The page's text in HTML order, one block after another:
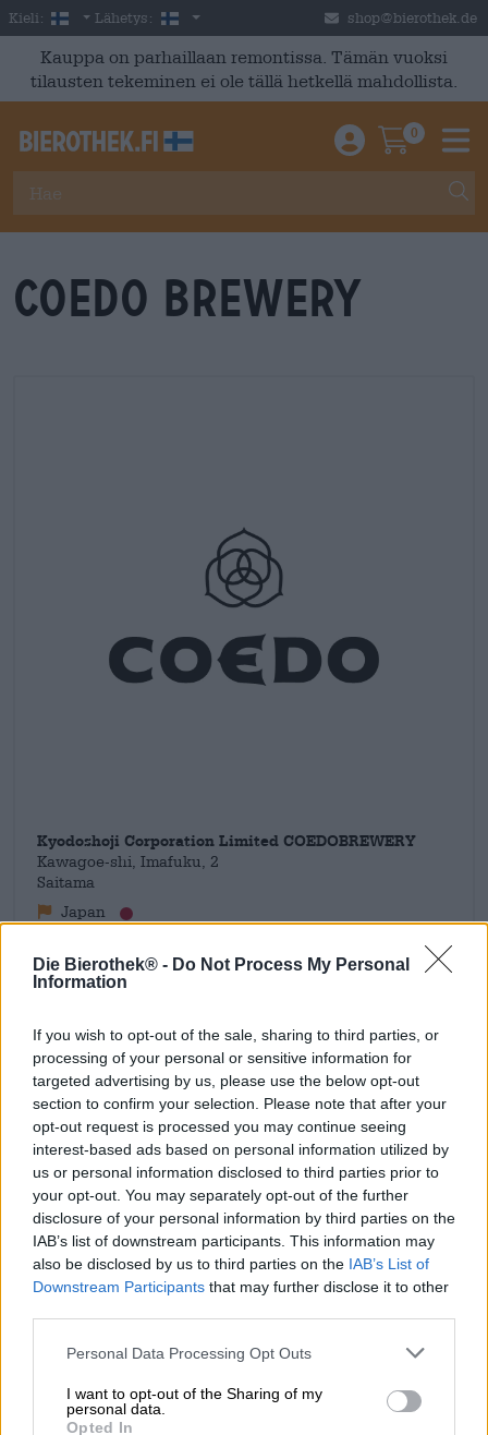
Die Bierothek® - Do Not Process My Personal
Information
If you wish to opt-out of the sale, sharing to third parties, or
processing of your personal or sensitive information for
targeted advertising by us, please use the below opt-out
section to confirm your selection. Please note that after your
opt-out request is processed you may continue seeing
interest-based ads based on personal information utilized by
us or personal information disclosed to third parties prior to
your opt-out. You may separately opt-out of the further
disclosure of your personal information by third parties on the
IAB’s list of downstream participants. This information may
also be disclosed by us to third parties on the IAB’s List of
Downstream Participants that may further disclose it to other
Personal Data Processing Opt Outs
I want to opt-out of the Sharing of my
personal data.
Opted In
Skip to main content
Kieli: Finnish
Lähetys: Suomi shop@bierothek.de
Kauppa on parhaillaan remontissa. Tämän vuoksi
tilausten tekeminen ei ole tällä hetkellä mahdollista.
Einloggen /
0
Coedo Brewery
Kyodoshoji Corporation Limited COEDOBREWERY
Kawagoe-shi, Imafuku, 2
Saitama
Japan
1
Hyppää kyytiin!
'Tilaa uutiskirje'
Työpaikat Bierothekissa
Sosiaalinen sitoutuminen